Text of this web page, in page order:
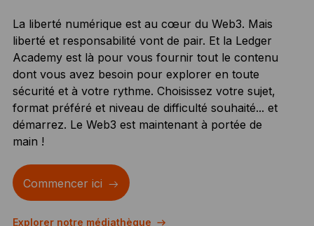
La liberté numérique est au cœur du Web3. Mais
liberté et responsabilité vont de pair. Et la Ledger
Academy est là pour vous fournir tout le contenu
dont vous avez besoin pour explorer en toute
sécurité et à votre rythme. Choisissez votre sujet,
format préféré et niveau de difficulté souhaité... et
démarrez. Le Web3 est maintenant à portée de
main !
Commencer ici
Explorer notre médiathèque